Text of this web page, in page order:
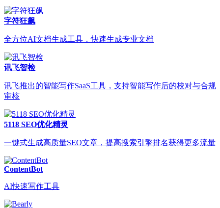
字符狂飙
全方位AI文档生成工具，快速生成专业文档
讯飞智检
讯飞推出的智能写作SaaS工具，支持智能写作后的校对与合规
审核
5118 SEO优化精灵
一键式生成高质量SEO文章，提高搜索引擎排名获得更多流量
ContentBot
AI快速写作工具